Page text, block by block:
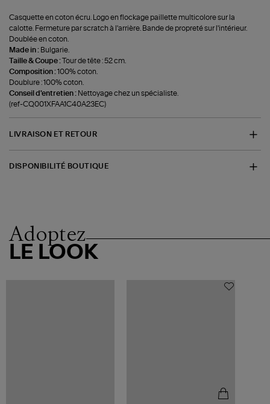
Casquette en coton écru. Logo en flockage paillette multicolore sur la
calotte. Fermeture par scratch à l'arrière. Bande de propreté sur l'intérieur.
Doublée en coton.
Made in : Bulgarie.
Taille & Coupe :Tour de tête : 52 cm.
Composition :100% coton.
Doublure : 100% coton.
Conseil d'entretien : Nettoyage chez un spécialiste.
(ref-CQ001XFAA1C40A23EC)
LIVRAISON ET RETOUR
DISPONIBILITÉ BOUTIQUE
Adoptez
LE LOOK